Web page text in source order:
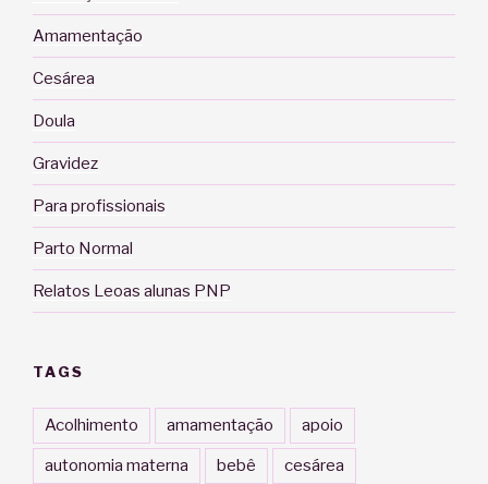
Amamentação
Cesárea
Doula
Gravidez
Para profissionais
Parto Normal
Relatos Leoas alunas PNP
TAGS
Acolhimento amamentação apoio
autonomia materna bebê cesárea